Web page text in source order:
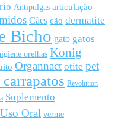
Antipulgas articulação
Cães cão dermatite
Bicho gato gatos
orelhas Konig
Organnact otite pet
Revolution
Suplemento
Uso Oral verme